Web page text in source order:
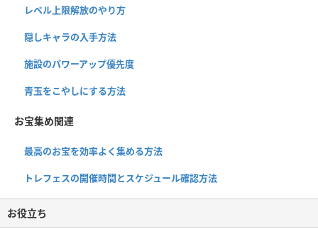
レベル上限解放のやり方
隠しキャラの入手方法
施設のパワーアップ優先度
青玉をこやしにする方法
お宝集め関連
最高のお宝を効率よく集める方法
トレフェスの開催時間とスケジュール確認方法
お役立ち